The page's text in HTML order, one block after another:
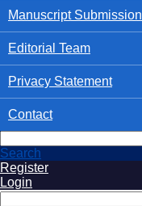
Manuscript Submission
Editorial Team
Privacy Statement
Contact
Search
Register
Login